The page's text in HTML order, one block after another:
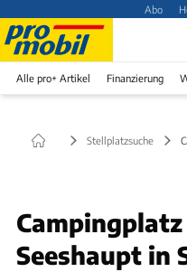
Abo
Alle pro+ Artikel Finanzierung
Stellplatzsuche
Seeshaupt in